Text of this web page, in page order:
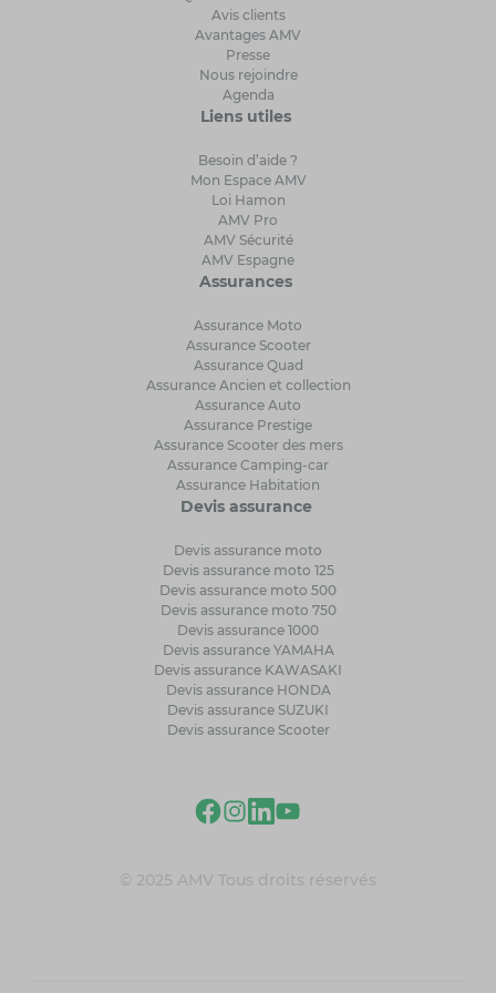
Avis clients
Avantages AMV
Presse
Nous rejoindre
Agenda
Liens utiles
Besoin d’aide ?
Mon Espace AMV
Loi Hamon
AMV Pro
AMV Sécurité
AMV Espagne
Assurances
Assurance Moto
Assurance Scooter
Assurance Quad
Assurance Ancien et collection
Assurance Auto
Assurance Prestige
Assurance Scooter des mers
Assurance Camping-car
Assurance Habitation
Devis assurance
Devis assurance moto
Devis assurance moto 125
Devis assurance moto 500
Devis assurance moto 750
Devis assurance 1000
Devis assurance YAMAHA
Devis assurance KAWASAKI
Devis assurance HONDA
Devis assurance SUZUKI
Devis assurance Scooter
© 2025 AMV Tous droits réservés